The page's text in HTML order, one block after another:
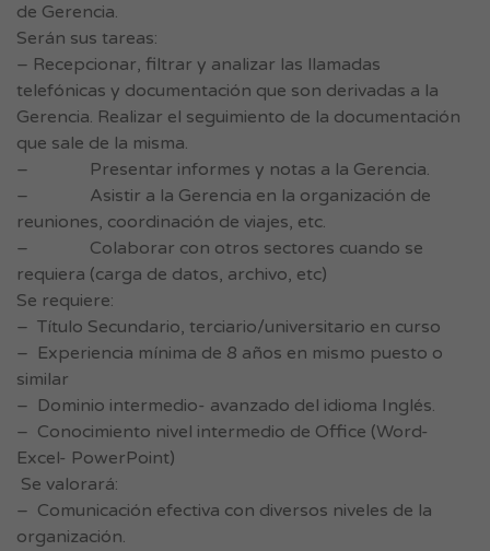
de Gerencia.
Serán sus tareas:
– Recepcionar, filtrar y analizar las llamadas
telefónicas y documentación que son derivadas a la
Gerencia. Realizar el seguimiento de la documentación
que sale de la misma.
– Presentar informes y notas a la Gerencia.
– Asistir a la Gerencia en la organización de
reuniones, coordinación de viajes, etc.
– Colaborar con otros sectores cuando se
requiera (carga de datos, archivo, etc)
Se requiere:
– Título Secundario, terciario/universitario en curso
– Experiencia mínima de 8 años en mismo puesto o
similar
– Dominio intermedio- avanzado del idioma Inglés.
– Conocimiento nivel intermedio de Office (Word-
Excel- PowerPoint)
Se valorará:
– Comunicación efectiva con diversos niveles de la
organización.